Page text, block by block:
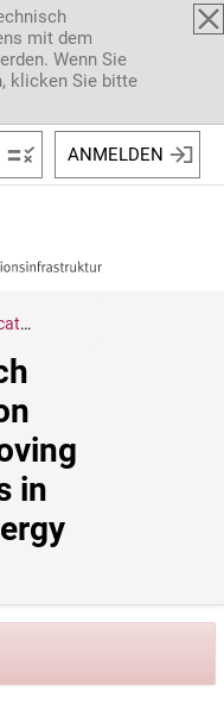
mit dem
Wenn Sie
klicken Sie bitte
ANMELDEN
Research Data if the Publication "Analyzing and improving conductive networks in commercial high-energy Ni-rich cathodes"
in